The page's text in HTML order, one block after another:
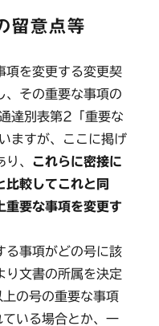
留意点等
を変更する変更契
、その重要な事項の
達別表第2「重要な
ますが、ここに掲げ
、 これらに密接に
比較してこれと同
重要な事項を変更す
事項がどの号に該
り文書の所属を決定
の号の重要な事項
いる場合とか、一